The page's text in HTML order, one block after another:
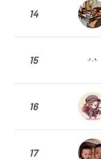
14
15
16
17